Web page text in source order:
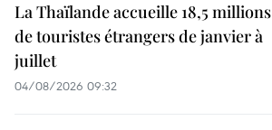
La Thaïlande accueille 18,5 millions
de touristes étrangers de janvier à
juillet
04/08/2026 09:32